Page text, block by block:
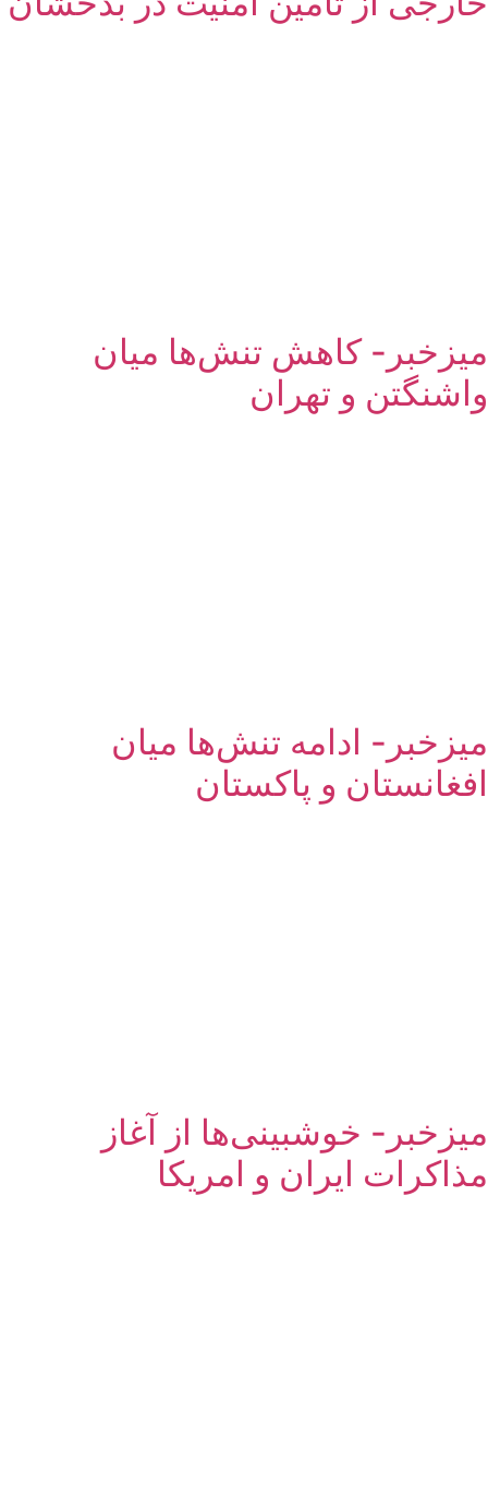
میزخبر- کاهش تنش‌ها میان
واشنگتن و تهران
میزخبر- ادامه تنش‌ها میان
افغانستان و پاکستان
میزخبر- خوشبینی‌ها از آغاز
مذاکرات ایران و امریکا